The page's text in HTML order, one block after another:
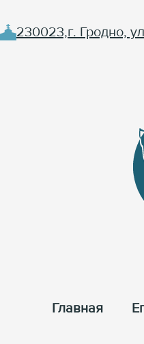
230023,г. Гродно,
Главная